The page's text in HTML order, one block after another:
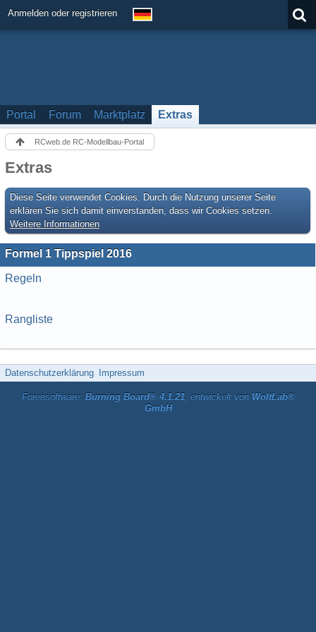
Anmelden oder registrieren
Portal Forum Marktplatz Extras
RCweb.de RC-Modellbau-Portal
Extras
Diese Seite verwendet Cookies. Durch die Nutzung unserer Seite
erklären Sie sich damit einverstanden, dass wir Cookies setzen.
Weitere Informationen
Formel 1 Tippspiel 2016
Regeln
Rangliste
Datenschutzerklärung Impressum
Forensoftware: Burning Board® 4.1.21, entwickelt von WoltLab®
GmbH